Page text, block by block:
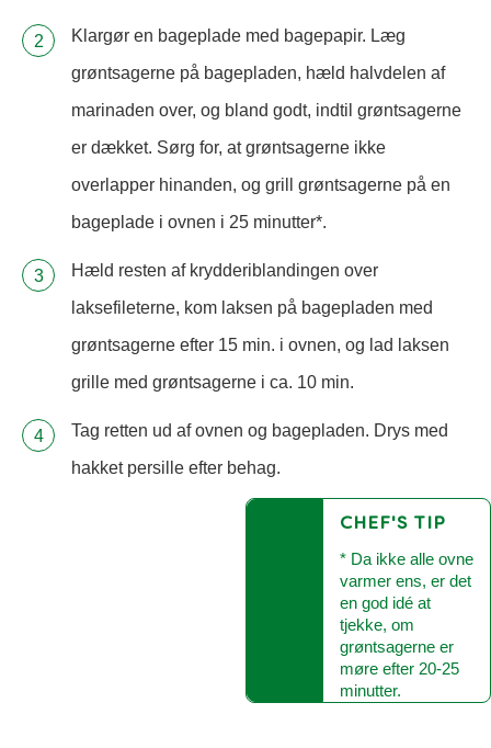
Klargør en bageplade med bagepapir. Læg
grøntsagerne på bagepladen, hæld halvdelen af
marinaden over, og bland godt, indtil grøntsagerne
er dækket. Sørg for, at grøntsagerne ikke
overlapper hinanden, og grill grøntsagerne på en
bageplade i ovnen i 25 minutter*.
Hæld resten af krydderiblandingen over
laksefileterne, kom laksen på bagepladen med
grøntsagerne efter 15 min. i ovnen, og lad laksen
grille med grøntsagerne i ca. 10 min.
Tag retten ud af ovnen og bagepladen. Drys med
hakket persille efter behag.
CHEF'S TIP
* Da ikke alle ovne
varmer ens, er det
en god idé at
tjekke, om
grøntsagerne er
møre efter 20-25
minutter.